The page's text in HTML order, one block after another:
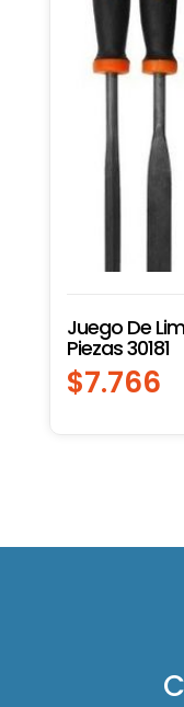
Juego De
Piezas 30181
$7.766